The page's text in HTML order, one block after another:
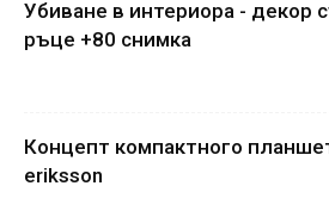
Убиване в интериора - декор
ръце +80 снимка
Концепт компактного
eriksson